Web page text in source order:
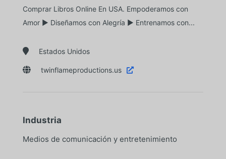
Comprar Libros Online En USA. Empoderamos con
Amor ► Diseñamos con Alegría ► Entrenamos con...
 Estados Unidos
 twinflameproductions.us 
Industria
Medios de comunicación y entretenimiento